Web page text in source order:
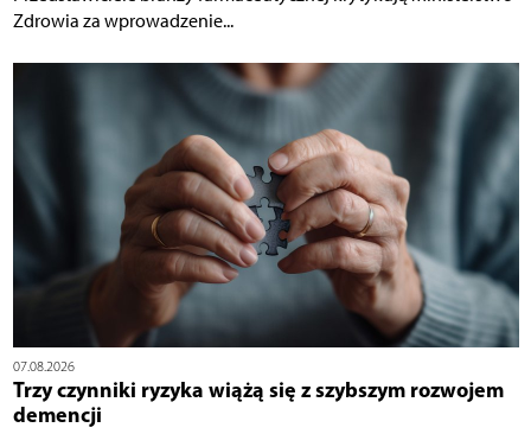
Zdrowia za wprowadzenie...
07.08.2026
Trzy czynniki ryzyka wiążą się z szybszym rozwojem
demencji